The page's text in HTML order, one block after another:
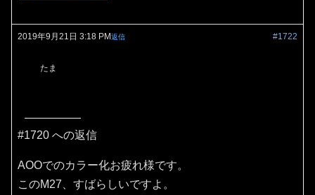
2019年9月21日 3:18 PM #1722
返信
たま
#1720 への返信
AOOでのカラー化お疲れ様です。
このM27、すばらしいですよ。